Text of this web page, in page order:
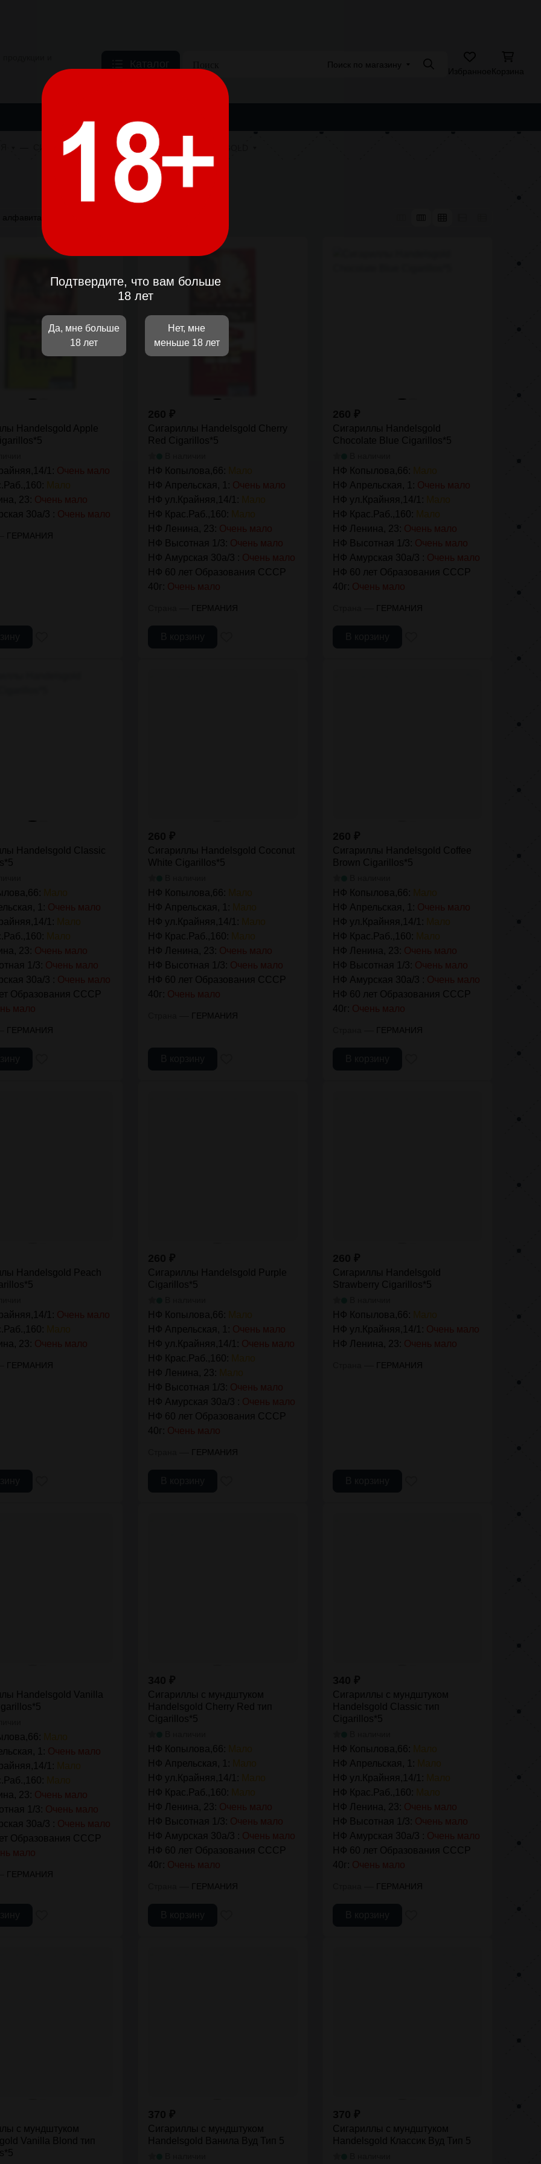
Поиск по магазину
Поиск
Подтвердите, что вам больше
18 лет
Да, мне больше
18 лет
Нет, мне
меньше 18 лет
СИГАРИЛЛЫ ГЕРМАНИЯ
HANDELSGOLD
Handelsgold Apple
1: Очень мало
Мало
23: Очень мало
30а/3 : Очень мало
ГЕРМАНИЯ
Сигариллы Handelsgold Cherry
Red Cigarillos*5
НФ Копылова,66: Мало
НФ Апрельская, 1: Очень мало
НФ ул.Крайняя,14/1: Мало
НФ Крас.Раб.,160: Мало
НФ Ленина, 23: Очень мало
НФ Высотная 1/3: Очень мало
НФ Амурская 30а/3 : Очень мало
НФ 60 лет Образования СССР
40г: Очень мало
ГЕРМАНИЯ
Сигариллы Handelsgold
Chocolate Blue Cigarillos*5
НФ Копылова,66: Мало
НФ Апрельская, 1: Очень мало
НФ ул.Крайняя,14/1: Мало
НФ Крас.Раб.,160: Мало
НФ Ленина, 23: Очень мало
НФ Высотная 1/3: Очень мало
НФ Амурская 30а/3 : Очень мало
НФ 60 лет Образования СССР
40г: Очень мало
ГЕРМАНИЯ
Handelsgold Classic
Мало
1: Очень мало
1: Мало
Мало
23: Очень мало
1/3: Очень мало
30а/3 : Очень мало
Образования СССР
мало
ГЕРМАНИЯ
Сигариллы Handelsgold Coconut
White Cigarillos*5
НФ Копылова,66: Мало
НФ Апрельская, 1: Мало
НФ ул.Крайняя,14/1: Мало
НФ Крас.Раб.,160: Мало
НФ Ленина, 23: Очень мало
НФ Высотная 1/3: Очень мало
НФ 60 лет Образования СССР
40г: Очень мало
ГЕРМАНИЯ
Сигариллы Handelsgold Coffee
Brown Cigarillos*5
НФ Копылова,66: Мало
НФ Апрельская, 1: Очень мало
НФ ул.Крайняя,14/1: Мало
НФ Крас.Раб.,160: Мало
НФ Ленина, 23: Очень мало
НФ Высотная 1/3: Очень мало
НФ Амурская 30а/3 : Очень мало
НФ 60 лет Образования СССР
40г: Очень мало
ГЕРМАНИЯ
Handelsgold Peach
1: Очень мало
Мало
23: Очень мало
ГЕРМАНИЯ
Сигариллы Handelsgold Purple
Cigarillos*5
НФ Копылова,66: Мало
НФ Апрельская, 1: Очень мало
НФ ул.Крайняя,14/1: Очень мало
НФ Крас.Раб.,160: Мало
НФ Ленина, 23: Мало
НФ Высотная 1/3: Очень мало
НФ Амурская 30а/3 : Очень мало
НФ 60 лет Образования СССР
40г: Очень мало
ГЕРМАНИЯ
Сигариллы Handelsgold
Strawberry Cigarillos*5
НФ Копылова,66: Мало
НФ ул.Крайняя,14/1: Очень мало
НФ Ленина, 23: Очень мало
ГЕРМАНИЯ
Handelsgold Vanilla
Мало
1: Очень мало
1: Мало
Мало
23: Очень мало
1/3: Очень мало
30а/3 : Очень мало
Образования СССР
мало
ГЕРМАНИЯ
Сигариллы с мундштуком
Handelsgold Cherry Red тип
Cigarillos*5
НФ Копылова,66: Мало
НФ Апрельская, 1: Мало
НФ ул.Крайняя,14/1: Мало
НФ Крас.Раб.,160: Мало
НФ Ленина, 23: Очень мало
НФ Высотная 1/3: Очень мало
НФ Амурская 30а/3 : Очень мало
НФ 60 лет Образования СССР
40г: Очень мало
ГЕРМАНИЯ
Сигариллы с мундштуком
Handelsgold Classic тип
Cigarillos*5
НФ Копылова,66: Мало
НФ Апрельская, 1: Мало
НФ ул.Крайняя,14/1: Мало
НФ Крас.Раб.,160: Мало
НФ Ленина, 23: Очень мало
НФ Высотная 1/3: Очень мало
НФ Амурская 30а/3 : Очень мало
НФ 60 лет Образования СССР
40г: Очень мало
ГЕРМАНИЯ
с мундштуком
Vanilla Blond тип
Сигариллы с мундштуком
Handelsgold Ванила Вуд Тип 5
Сигариллы с мундштуком
Handelsgold Классик Вуд Тип 5